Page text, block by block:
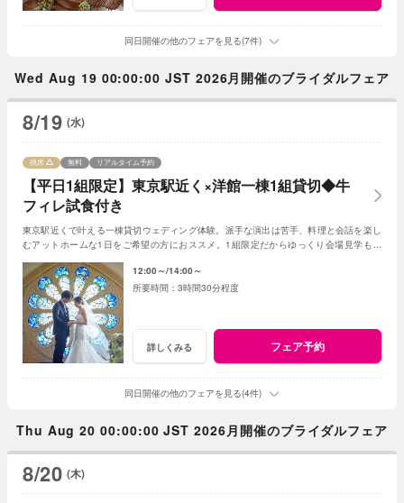
同日開催の他のフェアを見る(7件)
Wed Aug 19 00:00:00 JST 2026月開催のブライダルフェア
8/19 (水)
【平日1組限定】東京駅近く×洋館一棟1組貸切◆牛
フィレ試食付き
残席 無料 リアルタイム予約
東京駅近くで叶える一棟貸切ウェディング体験。派手な演出は苦手、料理と会話を楽し
むアットホームな1日をご希望の方におススメ。1組限定だからゆっくり会場見学も可
12:00～ 14:00～
3時間30分程度
詳しくみる フェア予約
同日開催の他のフェアを見る(4件)
Thu Aug 20 00:00:00 JST 2026月開催のブライダルフェア
8/20 (木)